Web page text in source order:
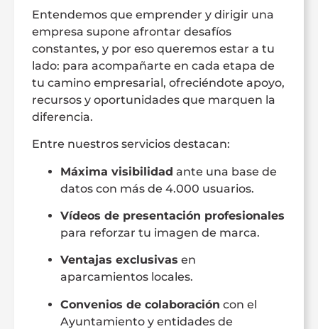
Entendemos que emprender y dirigir una
empresa supone afrontar desafíos
constantes, y por eso queremos estar a tu
lado: para acompañarte en cada etapa de
tu camino empresarial, ofreciéndote apoyo,
recursos y oportunidades que marquen la
diferencia.
Entre nuestros servicios destacan:
Máxima visibilidad ante una base de
datos con más de 4.000 usuarios.
Vídeos de presentación profesionales
para reforzar tu imagen de marca.
Ventajas exclusivas en
aparcamientos locales.
Convenios de colaboración con el
Ayuntamiento y entidades de